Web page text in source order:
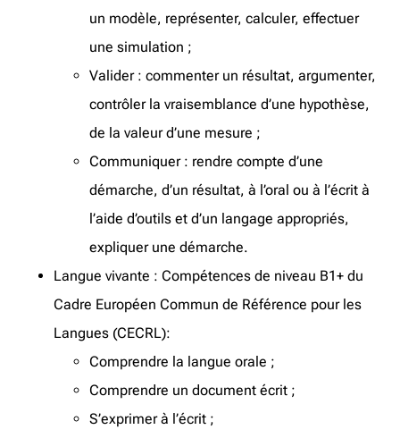
un modèle, représenter, calculer, effectuer
une simulation ;
Valider : commenter un résultat, argumenter,
contrôler la vraisemblance d’une hypothèse,
de la valeur d’une mesure ;
Communiquer : rendre compte d’une
démarche, d’un résultat, à l’oral ou à l’écrit à
l’aide d’outils et d’un langage appropriés,
expliquer une démarche.
Langue vivante : Compétences de niveau B1+ du
Cadre Européen Commun de Référence pour les
Langues (CECRL):
Comprendre la langue orale ;
Comprendre un document écrit ;
S’exprimer à l’écrit ;